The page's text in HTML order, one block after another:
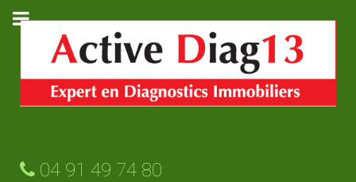
04 91 49 74 80